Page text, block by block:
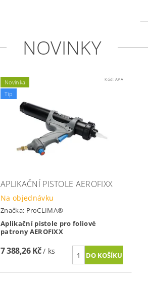
NOVINKY
Novinka
Tip
Kód:APA
APLIKAČNÍ PISTOLE AEROFIXX
Na objednávku
Značka: ProCLIMA®
Aplikační pistole pro foliové
patrony AEROFIXX
7 388,26 Kč/ ks